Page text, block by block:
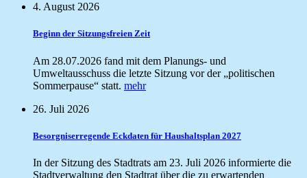
4. August 2026
Beginn der Sitzungsfreien Zeit
Am 28.07.2026 fand mit dem Planungs- und
Umweltausschuss die letzte Sitzung vor der „politischen
Sommerpause“ statt. mehr
26. Juli 2026
Besorgniserregende Eckdaten für Haushaltsplan 2027
In der Sitzung des Stadtrats am 23. Juli 2026 informierte die
Stadtverwaltung den Stadtrat über die zu erwartenden